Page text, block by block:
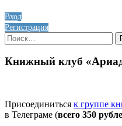
Вход
Регистрация
Найти:
Книжный клуб
Присоединиться к группе
в Телеграме (всего 350